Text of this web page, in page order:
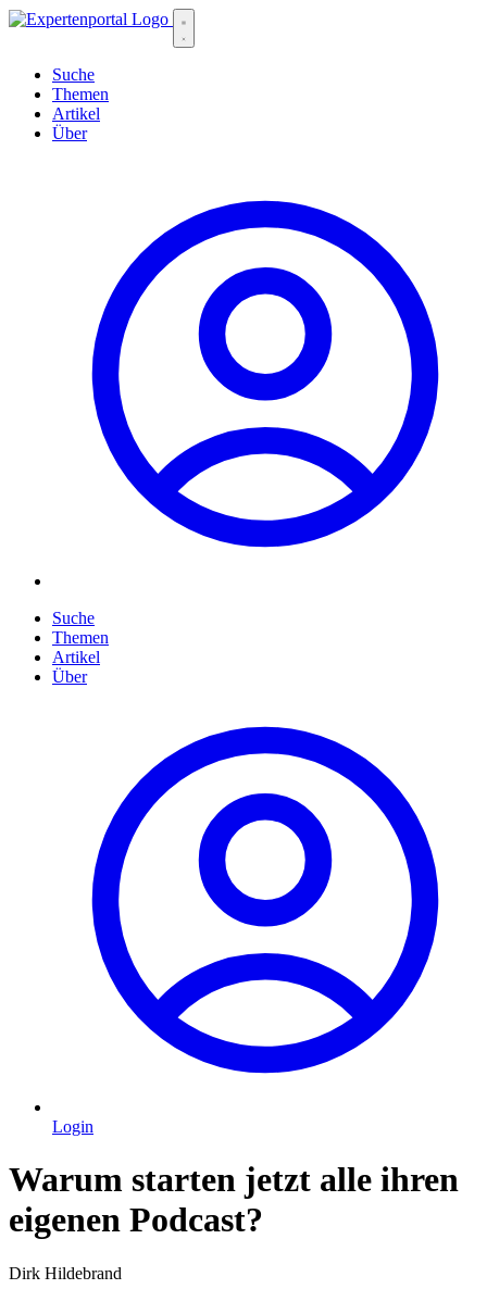
Suche
Themen
Artikel
Über
Suche
Themen
Artikel
Über
Login
Warum starten jetzt alle ihren
eigenen Podcast?
Dirk Hildebrand